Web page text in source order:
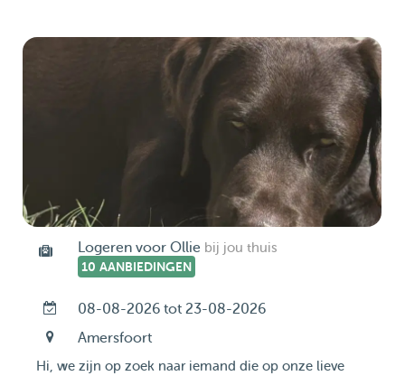
Logeren voor Ollie bij jou thuis
10 AANBIEDINGEN
08-08-2026 tot 23-08-2026
Amersfoort
Hi, we zijn op zoek naar iemand die op onze lieve